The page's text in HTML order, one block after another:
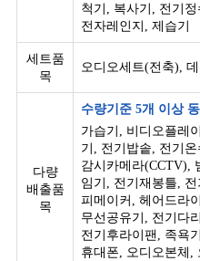
척기, 복사기, 전기
전자레인지, 제습기
세트품
목
오디오세트(전축),
다량
배출품
목
수량기준 5개 이상
가습기, 비디오플레
기, 전기밥솥, 전기
감시카메라(CCTV),
임기, 전기재봉틀,
피메이커, 헤어드라
무선공유기, 전기다
전기후라이팬, 족욕
휴대폰, 오디오본체,